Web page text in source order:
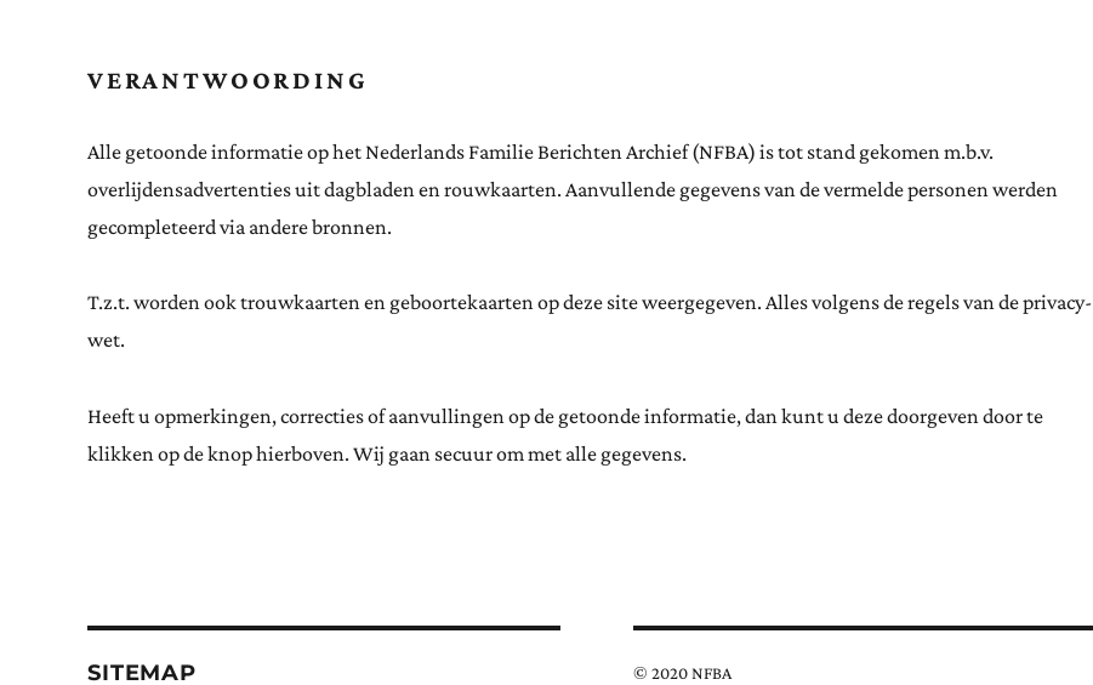
VERANTWOORDING
Alle getoonde informatie op het Nederlands Familie Berichten Archief (NFBA) is tot stand gekomen m.b.v.
overlijdensadvertenties uit dagbladen en rouwkaarten. Aanvullende gegevens van de vermelde personen werden
gecompleteerd via andere bronnen.
T.z.t. worden ook trouwkaarten en geboortekaarten op deze site weergegeven. Alles volgens de regels van de privacy-
wet.
Heeft u opmerkingen, correcties of aanvullingen op de getoonde informatie, dan kunt u deze doorgeven door te
klikken op de knop hierboven. Wij gaan secuur om met alle gegevens.
SITEMAP © 2020 NFBA